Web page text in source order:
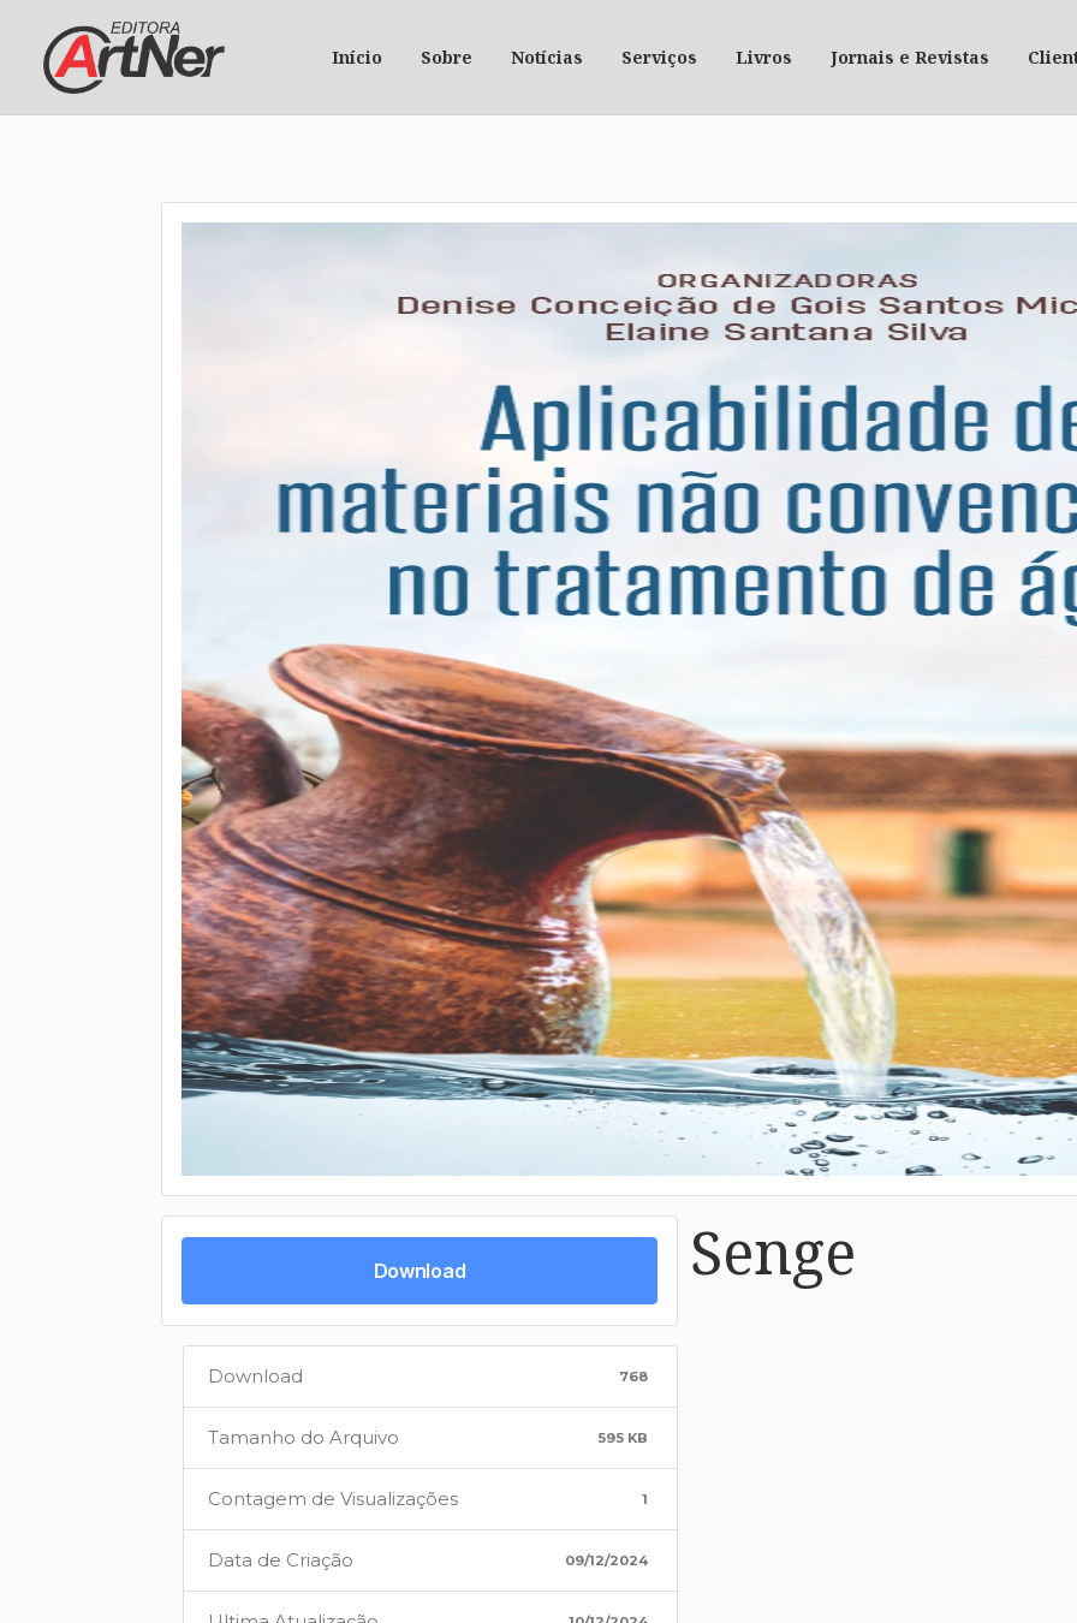
Início Sobre Notícias Serviços Livros Jornais e Revistas
Download
Download 768
Tamanho do Arquivo 595 KB
Contagem de Visualizações 1
Data de Criação 09/12/2024
Senge